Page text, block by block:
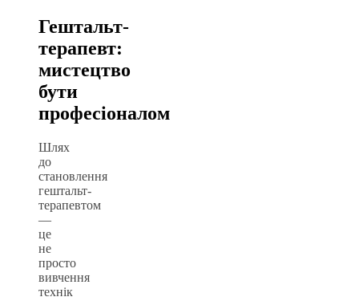
Гештальт-
терапевт:
мистецтво
бути
професіоналом
Шлях
до
становлення
гештальт-
терапевтом
—
це
не
просто
вивчення
технік